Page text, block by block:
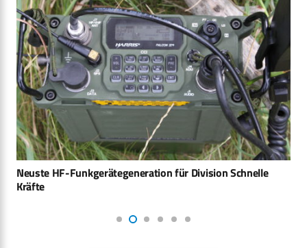
Neuste HF-Funkgeräte­generation für Division Schnelle
Kräfte